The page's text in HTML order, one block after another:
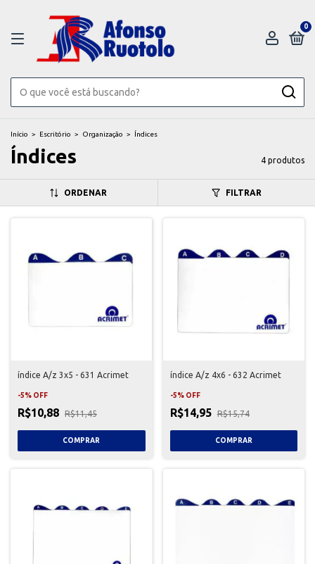
0
Início > Escritório > Organização > Índices
Índices 4 produtos
ORDENAR FILTRAR
índice A/z 3x5 - 631 Acrimet
-5% OFF
R$10,88 R$11,45
índice A/z 4x6 - 632 Acrimet
-5% OFF
R$14,95 R$15,74